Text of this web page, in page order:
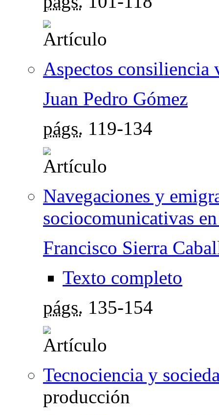
Aspectos
Juan Pedro Gómez
págs. 119-134
Navegaciones y
sociocomunicativas
Francisco Sierra
Texto completo
págs. 135-154
Tecnociencia y
producción